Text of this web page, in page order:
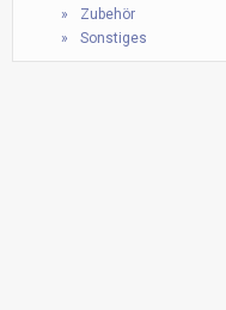
Zubehör
Sonstiges